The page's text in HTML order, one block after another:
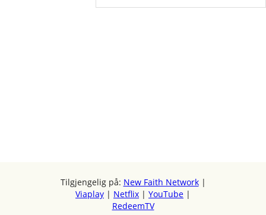
Tilgjengelig på: New Faith Network|
Viaplay | Netflix | YouTube |
RedeemTV